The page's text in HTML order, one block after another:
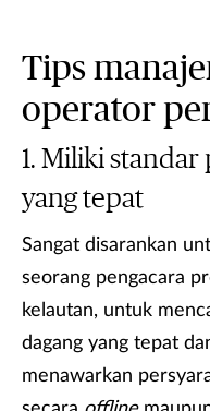
Tips
operator
Miliki standar
yang tepat
Sangat disarankan
seorang pengacara
kelautan, untuk
dagang yang tepat
menawarkan